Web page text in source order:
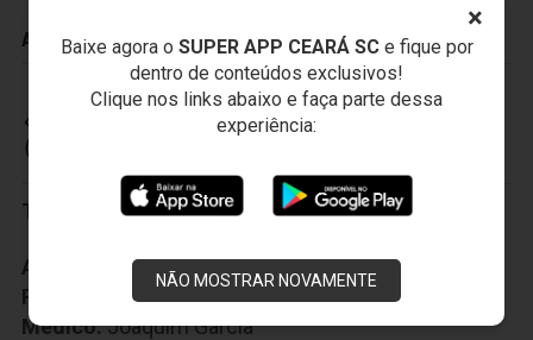
×
Baixe agora o SUPER APP CEARÁ SCe fique por
dentro de conteúdos exclusivos!
Clique nos links abaixo e faça parte dessa
experiência:
NÃO MOSTRAR NOVAMENTE
ADVERTÊNCIAS
CEARÁ SPORTING CLUB
Técnico: Cristian de Souza
Auxiliar Técnico:Willian Mardoch Freire Uchoa
Preparador Fisico:Cicero Santos
Médico:Joaquim Garcia